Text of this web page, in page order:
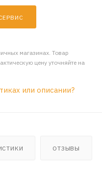
магазинах. Товар
цену уточняйте на
или описании?
ОТЗЫВЫ